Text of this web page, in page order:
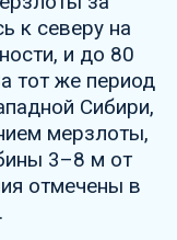
к северу на
и до 80
тот же период
Сибири,
мерзлоты,
3–8 м от
отмечены в